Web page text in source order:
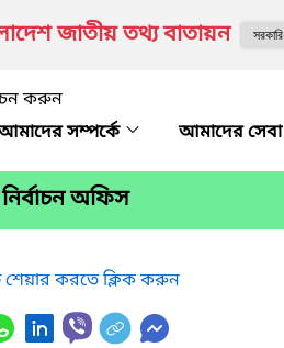
জাতীয় তথ্য বাতায়ন
করুন
সম্পর্কে
আমাদের সেবা
অফিস
শেয়ার করতে ক্লিক করুন